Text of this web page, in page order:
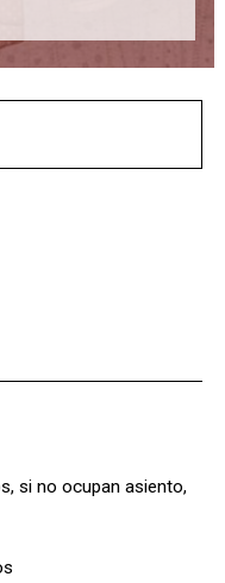
si no ocupan asiento,